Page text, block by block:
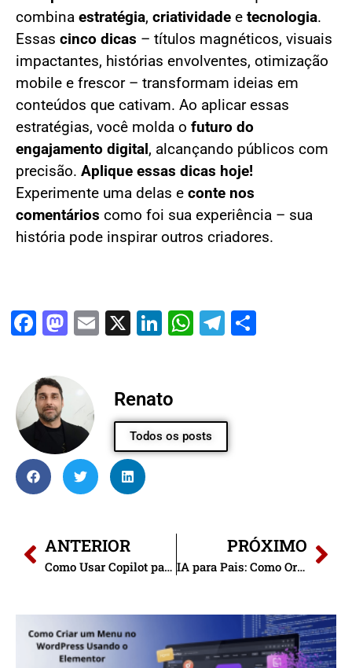
combina estratégia, criatividade e tecnologia.
Essas cinco dicas – títulos magnéticos, visuais
impactantes, histórias envolventes, otimização
mobile e frescor – transformam ideias em
conteúdos que cativam. Ao aplicar essas
estratégias, você molda o futuro do
engajamento digital , alcançando públicos com
precisão. Aplique essas dicas hoje!
Experimente uma delas e conte nos
comentários como foi sua experiência – sua
história pode inspirar outros criadores.
Facebook
Mastodon
Email
X LinkedIn
WhatsApp
Telegram
Renato
Todos os posts
ANTERIOR
Como Usar Copilot para Análise de Dados de Marketing
PRÓXIMO
IA para Pais: Como Organizar Rotinas com ChatGPT